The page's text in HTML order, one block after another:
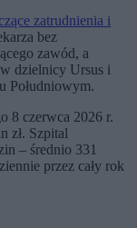
zatrudnienia i
bez
zawód, a
dzielnicy Ursus i
Południowym.
8 czerwca 2026 r.
zł. Szpital
– średnio 331
przez cały rok